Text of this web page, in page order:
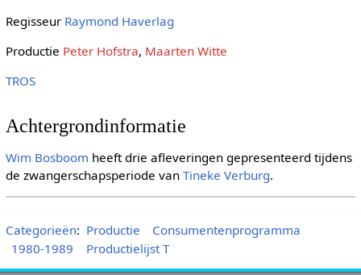
Regisseur Raymond Haverlag
Productie Peter Hofstra, Maarten Witte
TROS
Achtergrondinformatie
Wim Bosboom heeft drie afleveringen gepresenteerd tijdens
de zwangerschapsperiode van Tineke Verburg.
Categorieën: Productie
Consumentenprogramma
1980-1989
Productielijst T